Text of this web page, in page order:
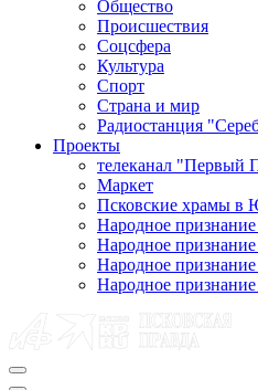
Общество
Происшествия
Соцсфера
Культура
Спорт
Страна и мир
Радиостанция
Проекты
телеканал "Первый
Маркет
Псковские храмы
Народное
Народное
Народное
Народное признание